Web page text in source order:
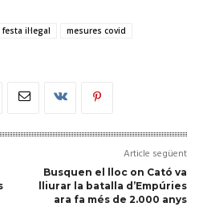
festa il·legal
mesures covid
Article següent
Busquen el lloc on Cató va
lliurar la batalla d’Empúries
ara fa més de 2.000 anys